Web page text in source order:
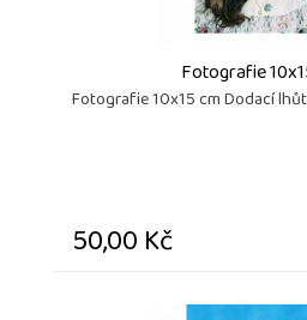
Fotografie
Fotografie 10x15 cm Dodací
50,00 Kč